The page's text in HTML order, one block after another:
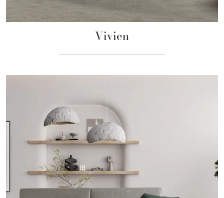
Vivien